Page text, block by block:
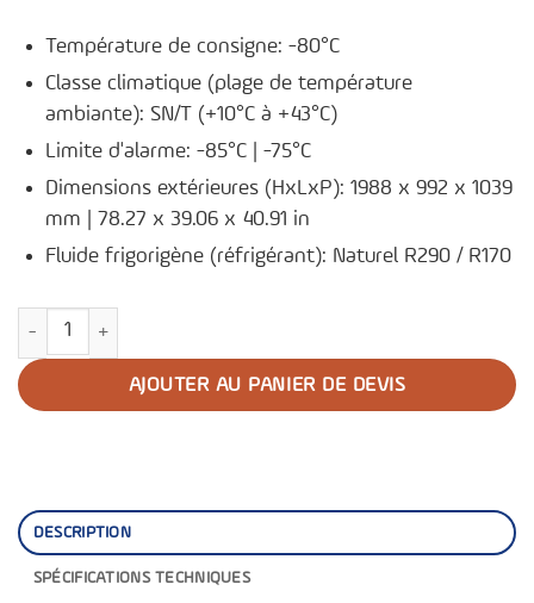
Température de consigne: -80°C
Classe climatique (plage de température
ambiante): SN/T (+10°C à +43°C)
Limite d'alarme: -85°C | -75°C
Dimensions extérieures (HxLxP): 1988 x 992 x 1039
mm | 78.27 x 39.06 x 40.91 in
Fluide frigorigène (réfrigérant): Naturel R290 / R170
quantité de Congélateur ultra-basse température U701V
AJOUTER AU PANIER DE DEVIS
DESCRIPTION
SPÉCIFICATIONS TECHNIQUES